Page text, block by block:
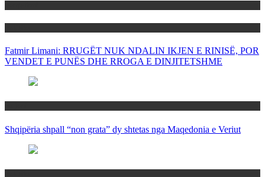
Fatmir Limani: RRUGËT NUK NDALIN IKJEN E RINISË, POR
VENDET E PUNËS DHE RROGA E DINJITETSHME
Shqipëria shpall “non grata” dy shtetas nga Maqedonia e Veriut